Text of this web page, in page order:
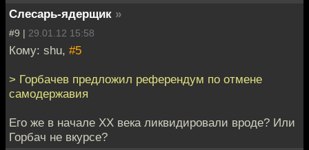
Слесарь-ядерщик »
#9 | 29.01.12 15:58
Кому: shu, #5
> Горбачев предложил референдум по отмене
самодержавия
Его же в начале ХХ века ликвидировали вроде? Или
Горбач не вкурсе?